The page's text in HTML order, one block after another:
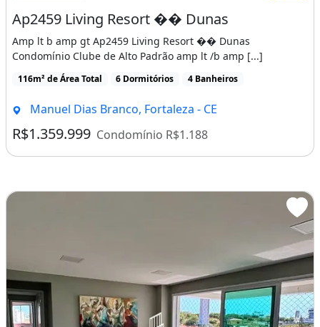
Ap2459 Living Resort �� Dunas
Amp lt b amp gt Ap2459 Living Resort �� Dunas
Condomínio Clube de Alto Padrão amp lt /b amp [...]
116m² de Área Total 6 Dormitórios 4 Banheiros
Manuel Dias Branco, Fortaleza - CE
R$1.359.999 Condomínio R$1.188